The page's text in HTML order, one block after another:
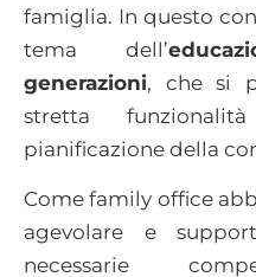
famiglia. In questo
tema dell’
generazioni, che si
stretta
pianificazione della
Come family office
agevolare e
necessarie